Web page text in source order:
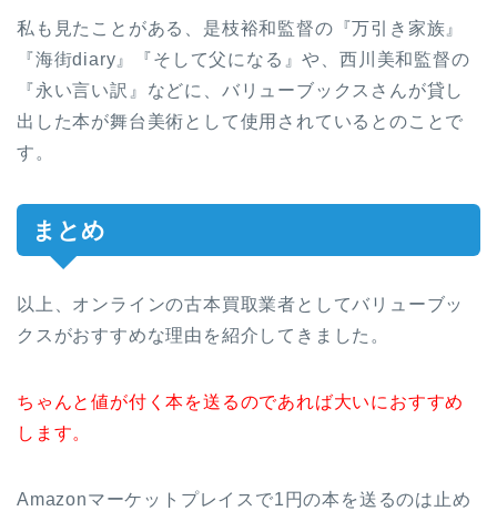
私も見たことがある、是枝裕和監督の『万引き家族』
『海街diary』『そして父になる』や、西川美和監督の
『永い言い訳』などに、バリューブックスさんが貸し
出した本が舞台美術として使用されているとのことで
す。
まとめ
以上、オンラインの古本買取業者としてバリューブッ
クスがおすすめな理由を紹介してきました。
ちゃんと値が付く本を送るのであれば大いにおすすめ
します。
Amazonマーケットプレイスで1円の本を送るのは止め